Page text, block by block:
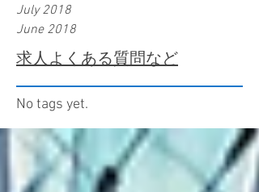
July 2018
June 2018
求人よくある質問など
No tags yet.